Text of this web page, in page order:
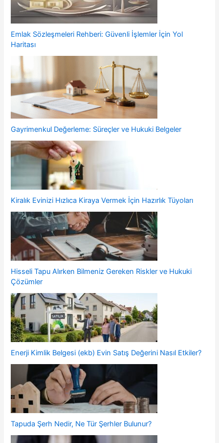
Emlak Sözleşmeleri Rehberi: Güvenli İşlemler İçin Yol
Haritası
Gayrimenkul Değerleme: Süreçler ve Hukuki Belgeler
Kiralık Evinizi Hızlıca Kiraya Vermek İçin Hazırlık Tüyoları
Hisseli Tapu Alırken Bilmeniz Gereken Riskler ve Hukuki
Çözümler
Enerji Kimlik Belgesi (ekb) Evin Satış Değerini Nasıl Etkiler?
Tapuda Şerh Nedir, Ne Tür Şerhler Bulunur?